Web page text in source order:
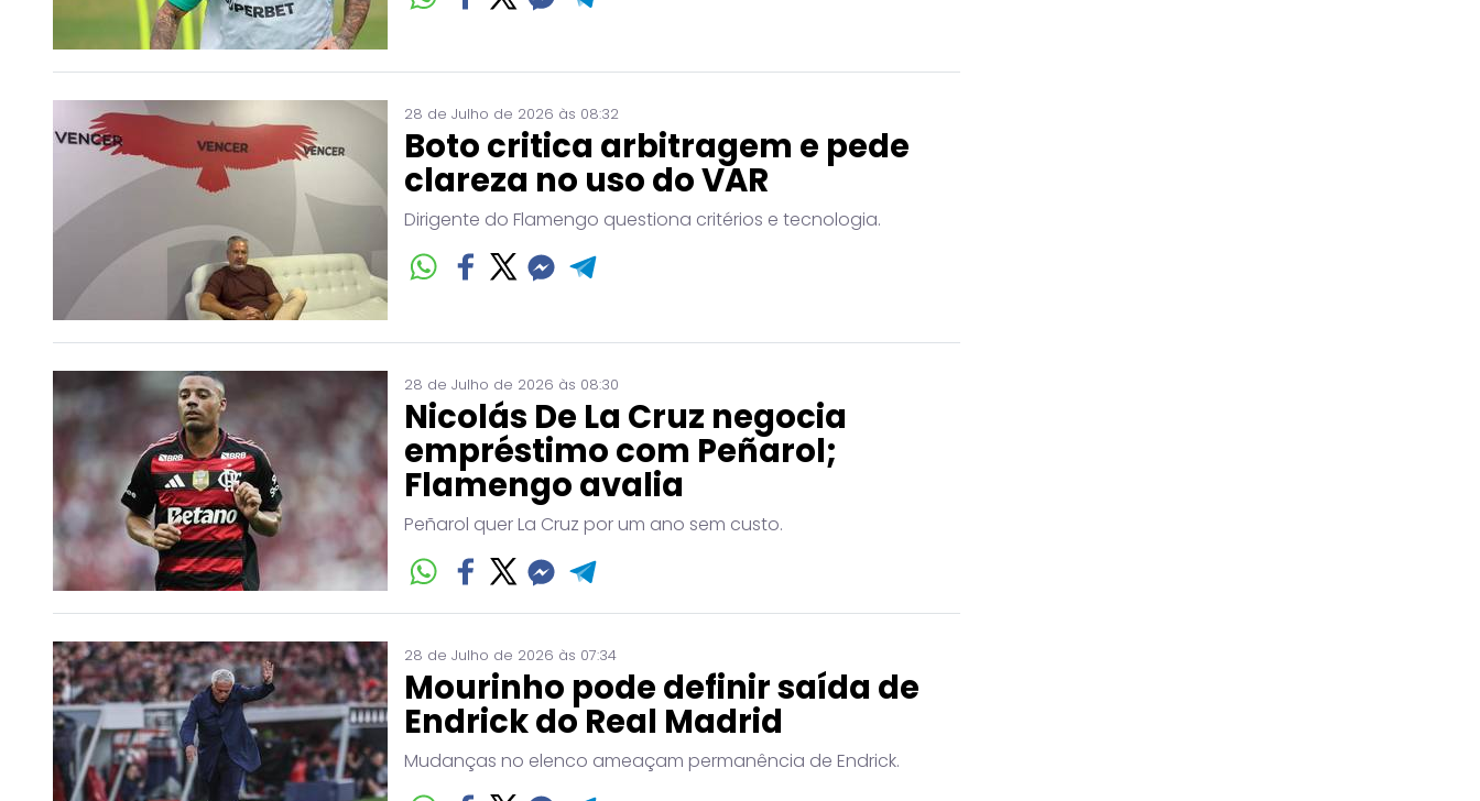
28 de Julho de 2026 às 08:32
Boto critica arbitragem e pede
clareza no uso do VAR
Dirigente do Flamengo questiona critérios e tecnologia.
28 de Julho de 2026 às 08:30
Nicolás De La Cruz negocia
empréstimo com Peñarol;
Flamengo avalia
Peñarol quer La Cruz por um ano sem custo.
28 de Julho de 2026 às 07:34
Mourinho pode definir saída de
Endrick do Real Madrid
Mudanças no elenco ameaçam permanência de Endrick.